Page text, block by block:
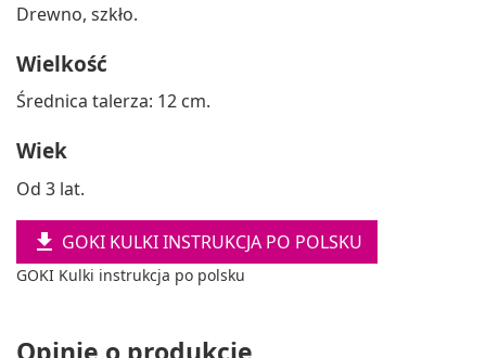
Drewno, szkło.
Wielkość
Średnica talerza: 12 cm.
Wiek
Od 3 lat.
 GOKI KULKI INSTRUKCJA PO POLSKU
GOKI Kulki instrukcja po polsku